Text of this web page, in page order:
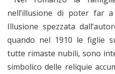
nell’illusione di poter far
Illusione spezzata
quando nel 1910 le figlie
tutte rimaste nubili, sono
simbolico delle reliquie